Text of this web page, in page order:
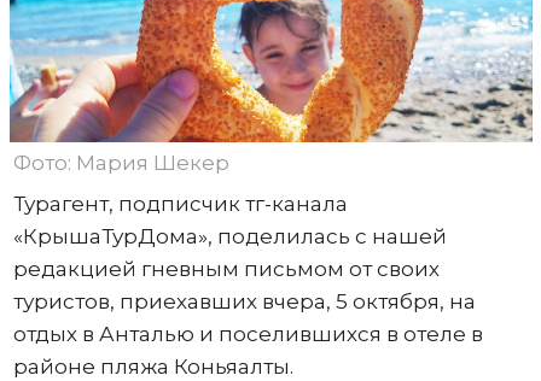
Фото: Мария Шекер
Турагент, подписчик тг-канала
«КрышаТурДома», поделилась с нашей
редакцией гневным письмом от своих
туристов, приехавших вчера, 5 октября, на
отдых в Анталью и поселившихся в отеле в
районе пляжа Коньяалты.